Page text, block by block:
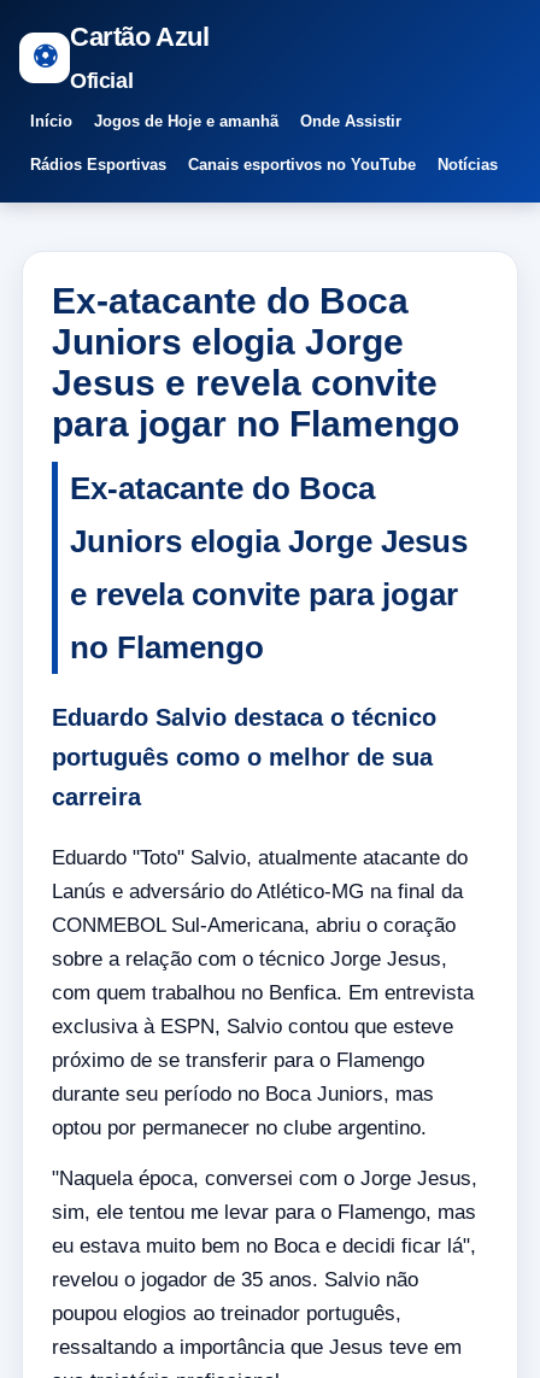
⚽
Cartão Azul
Oficial
Início Jogos de Hoje e amanhã Onde Assistir
Rádios Esportivas Canais esportivos no YouTube Notícias
Ex-atacante do Boca
Juniors elogia Jorge
Jesus e revela convite
para jogar no Flamengo
Ex-atacante do Boca
Juniors elogia Jorge Jesus
e revela convite para jogar
no Flamengo
Eduardo Salvio destaca o técnico
português como o melhor de sua
carreira
Eduardo "Toto" Salvio, atualmente atacante do
Lanús e adversário do Atlético-MG na final da
CONMEBOL Sul-Americana, abriu o coração
sobre a relação com o técnico Jorge Jesus,
com quem trabalhou no Benfica. Em entrevista
exclusiva à ESPN, Salvio contou que esteve
próximo de se transferir para o Flamengo
durante seu período no Boca Juniors, mas
optou por permanecer no clube argentino.
"Naquela época, conversei com o Jorge Jesus,
sim, ele tentou me levar para o Flamengo, mas
eu estava muito bem no Boca e decidi ficar lá",
revelou o jogador de 35 anos. Salvio não
poupou elogios ao treinador português,
ressaltando a importância que Jesus teve em